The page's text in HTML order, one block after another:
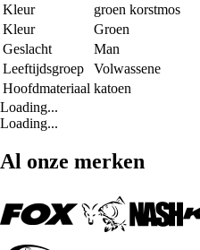
Kleur
groen korstmos
Kleur
Groen
Geslacht
Man
Leeftijdsgroep
Volwassene
Hoofdmateriaal katoen
Loading...
Loading...
Al onze merken